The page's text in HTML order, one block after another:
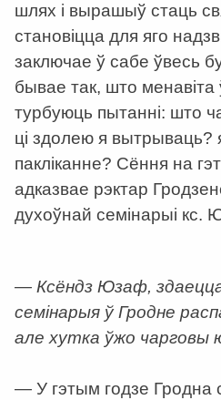
шлях і вырашыў стаць
становіцца для яго
заключае ў сабе ўвесь
бывае так, што менавіта
турбуюць пытанні: што
ці здолею я вытрываць?
пакліканне? Сёння на
адказвае рэктар
духоўнай семінарыі кс.
— Ксёндз Юзаф,
семінарыя ў Гродне
але хутка ўжо чарговы
— У гэтым годзе Гродна